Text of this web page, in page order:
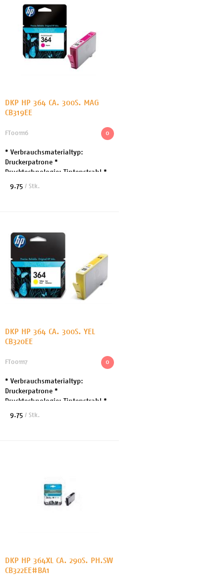
DKP HP 364 CA. 300S. MAG
CB319EE
0
FT001116
* Verbrauchsmaterialtyp:
Druckerpatrone *
Drucktechnologie: Tintenstrahl *
Druckfarbe: Magenta *
9.75 / Stk.
DKP HP 364 CA. 300S. YEL
CB320EE
0
FT001117
* Verbrauchsmaterialtyp:
Druckerpatrone *
Drucktechnologie: Tintenstrahl *
Druckfarbe: Yellow *
9.75 / Stk.
DKP HP 364XL CA. 290S. PH.SW
CB322EE#BA1